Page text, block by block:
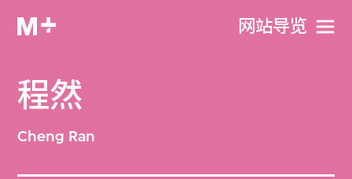
网站导览
程然
Cheng Ran